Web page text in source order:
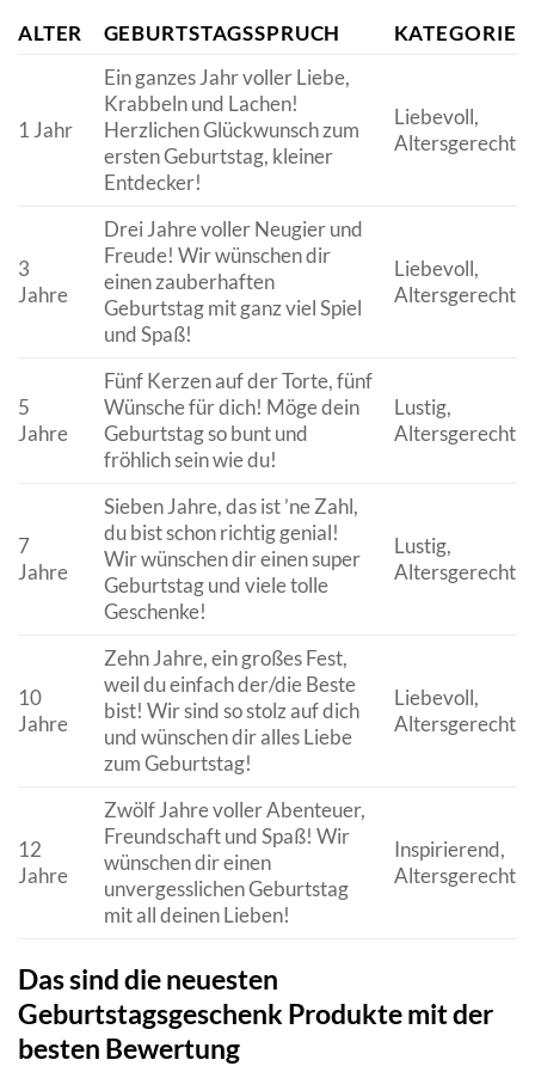
ALTER GEBURTSTAGSSPRUCH KATEGORIE
1 Jahr
Ein ganzes Jahr voller Liebe,
Krabbeln und Lachen!
Herzlichen Glückwunsch zum
ersten Geburtstag, kleiner
Entdecker!
Liebevoll,
Altersgerecht
3
Jahre
Drei Jahre voller Neugier und
Freude! Wir wünschen dir
einen zauberhaften
Geburtstag mit ganz viel Spiel
und Spaß!
Liebevoll,
Altersgerecht
5
Jahre
Fünf Kerzen auf der Torte, fünf
Wünsche für dich! Möge dein
Geburtstag so bunt und
fröhlich sein wie du!
Lustig,
Altersgerecht
7
Jahre
Sieben Jahre, das ist ’ne Zahl,
du bist schon richtig genial!
Wir wünschen dir einen super
Geburtstag und viele tolle
Geschenke!
Lustig,
Altersgerecht
10
Jahre
Zehn Jahre, ein großes Fest,
weil du einfach der/die Beste
bist! Wir sind so stolz auf dich
und wünschen dir alles Liebe
zum Geburtstag!
Liebevoll,
Altersgerecht
12
Jahre
Zwölf Jahre voller Abenteuer,
Freundschaft und Spaß! Wir
wünschen dir einen
unvergesslichen Geburtstag
mit all deinen Lieben!
Inspirierend,
Altersgerecht
Das sind die neuesten
Geburtstagsgeschenk Produkte mit der
besten Bewertung